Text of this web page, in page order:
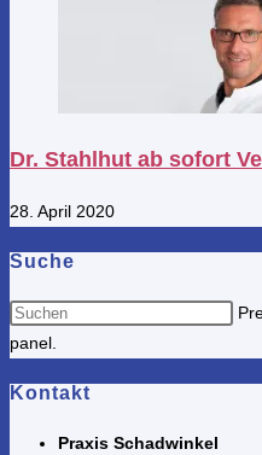
Dr. Stahlhut ab sofort
28. April 2020
Suche
panel.
Kontakt
Praxis Schadwinkel